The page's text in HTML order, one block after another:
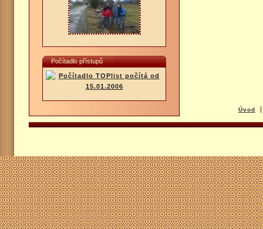
Počítadlo přístupů
Úvod